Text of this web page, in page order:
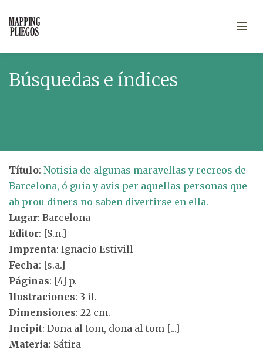
Búsquedas e índices
Título: Notisia de algunas maravellas y recreos de
Barcelona, ó guia y avis per aquellas personas que
ab prou diners no saben divertirse en ella.
Lugar: Barcelona
Editor: [S.n.]
Imprenta: Ignacio Estivill
Fecha: [s.a.]
Páginas: [4] p.
Ilustraciones: 3 il.
Dimensiones: 22 cm.
Incipit: Dona al tom, dona al tom [...]
Materia: Sátira